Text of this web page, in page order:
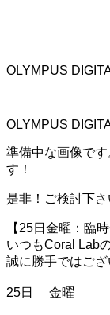
OLYMPUS
OLYMPUS
準備中な画像で
す！
是非！ご検討下さ
【25日金曜：臨
いつもCoral Lab
誠に勝手ではござ
25日 金曜